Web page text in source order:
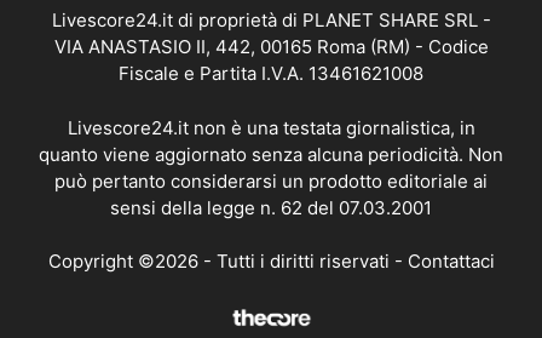
Livescore24.it di proprietà di PLANET SHARE SRL -
VIA ANASTASIO II, 442, 00165 Roma (RM) - Codice
Fiscale e Partita I.V.A. 13461621008
Livescore24.it non è una testata giornalistica, in
quanto viene aggiornato senza alcuna periodicità. Non
può pertanto considerarsi un prodotto editoriale ai
sensi della legge n. 62 del 07.03.2001
Copyright ©2026 - Tutti i diritti riservati - Contattaci